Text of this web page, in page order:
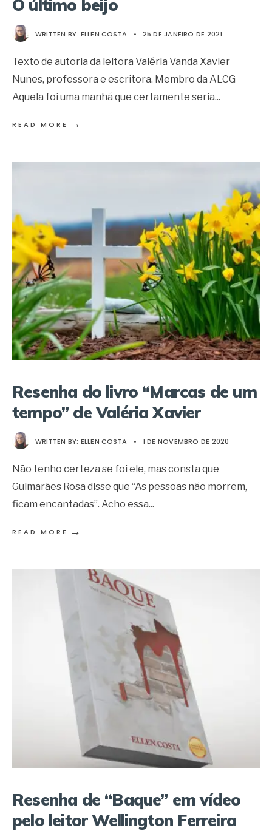
O último beijo
WRITTEN BY: ELLEN COSTA • 25 DE JANEIRO DE 2021
Texto de autoria da leitora Valéria Vanda Xavier
Nunes, professora e escritora. Membro da ALCG
Aquela foi uma manhã que certamente seria...
READ MORE →
Resenha do livro “Marcas de um
tempo” de Valéria Xavier
WRITTEN BY: ELLEN COSTA • 1 DE NOVEMBRO DE 2020
Não tenho certeza se foi ele, mas consta que
Guimarães Rosa disse que “As pessoas não morrem,
ficam encantadas”. Acho essa...
READ MORE →
Resenha de “Baque” em vídeo
pelo leitor Wellington Ferreira